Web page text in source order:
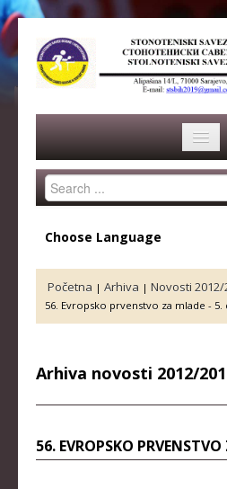
ISTORIJA
ORGANI
OSNOVNI
STRUČNI ŠTAB
MUŠKA SENIORSKA
Search
...
Choose Language
Početna | Arhiva | Novosti 2012/
56. Evropsko prvenstvo za mlade - 5.
Arhiva novosti 2012/
56. EVROPSKO